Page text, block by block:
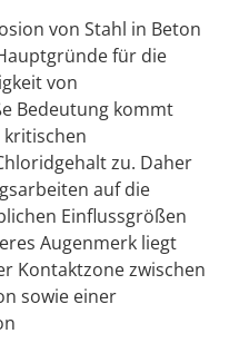
von Stahl in Beton
für die
von
Bedeutung kommt
zu. Daher
auf die
Einflussgrößen
Augenmerk liegt
Kontaktzone zwischen
sowie einer